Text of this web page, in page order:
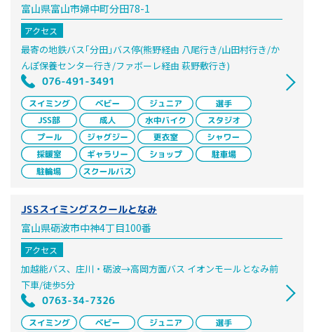
富山県富山市婦中町分田78-1
アクセス
最寄の地鉄バス｢分田｣バス停(熊野経由 八尾行き/山田村行き/か
んぽ保養センター行き/ファボーレ経由 萩野敷行き)
076-491-3491
JSSスイミングスクールとなみ
富山県砺波市中神4丁目100番
アクセス
加越能バス、庄川・砺波→高岡方面バス イオンモールとなみ前
下車/徒歩5分
0763-34-7326